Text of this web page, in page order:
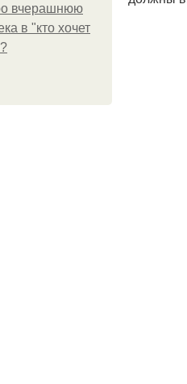
вчерашнюю
в "кто хочет